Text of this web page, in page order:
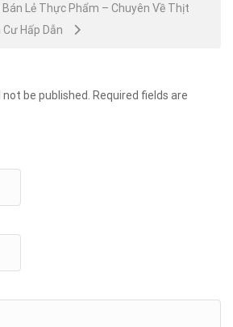
Lẻ Thực Phẩm – Chuyên Về Thịt
Hấp Dẫn
be published.
Required fields are